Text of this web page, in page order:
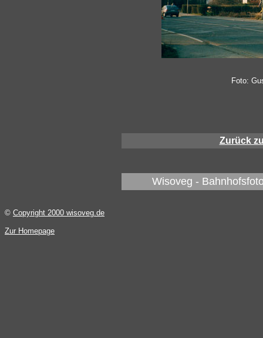
Foto:
Zurück
Wisoveg -
© Copyright 2000 wisoveg.de
Zur Homepage